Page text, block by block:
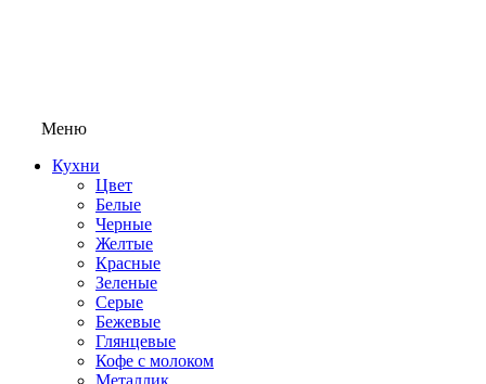
Меню
Кухни
Цвет
Белые
Черные
Желтые
Красные
Зеленые
Серые
Бежевые
Глянцевые
Кофе с молоком
Металлик